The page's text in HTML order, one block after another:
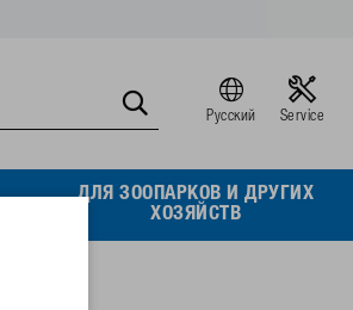
Русский Service
ДЛЯ ЗООПАРКОВ И ДРУГИХ
ХОЗЯЙСТВ